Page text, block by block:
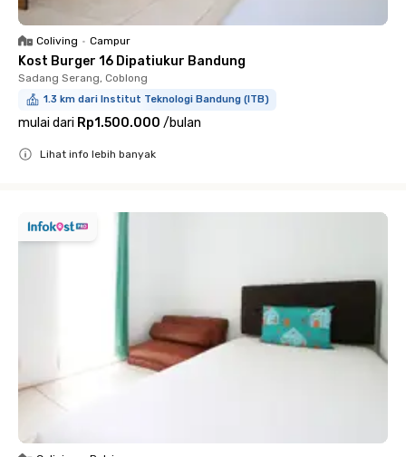
Coliving • Campur
Kost Burger 16 Dipatiukur Bandung
Sadang Serang, Coblong
1.3 km dari Institut Teknologi Bandung (ITB)
mulai dari Rp1.500.000 /bulan
Lihat info lebih banyak